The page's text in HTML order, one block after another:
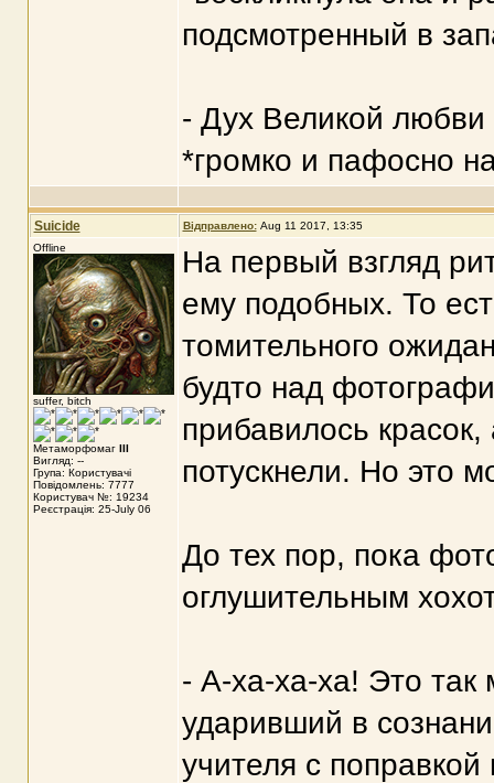
подсмотренный в
- Дух Великой
*громко и пафосно
Suicide Відправлено: Aug 11 2017, 13:35
Offline
suffer, bitch
Метаморфомаг III
Вигляд: --
Група: Користувачі
Повідомлень: 7777
Користувач №: 19234
Реєстрація: 25-July 06
На первый взгляд
ему подобных. То
томительного
будто над
прибавилось
потускнели. Но это
До тех пор, пока
оглушительным
- А-ха-ха-ха! Это так
ударивший в
учителя с